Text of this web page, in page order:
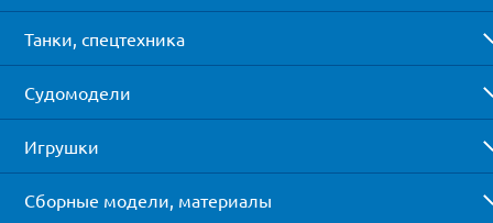
Танки, спецтехника
Судомодели
Игрушки
Сборные модели, материалы